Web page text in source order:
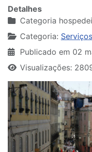
Detalhes
Categoria
Categoria:
Publicado em 02
Visualizações: